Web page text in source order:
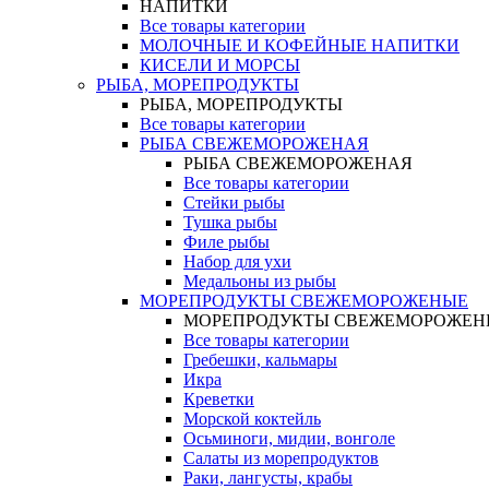
НАПИТКИ
Все товары категории
МОЛОЧНЫЕ И КОФЕЙНЫЕ НАПИТКИ
КИСЕЛИ И МОРСЫ
РЫБА, МОРЕПРОДУКТЫ
РЫБА, МОРЕПРОДУКТЫ
Все товары категории
РЫБА СВЕЖЕМОРОЖЕНАЯ
РЫБА СВЕЖЕМОРОЖЕНАЯ
Все товары категории
Стейки рыбы
Тушка рыбы
Филе рыбы
Набор для ухи
Медальоны из рыбы
МОРЕПРОДУКТЫ СВЕЖЕМОРОЖЕНЫЕ
МОРЕПРОДУКТЫ
Все товары категории
Гребешки, кальмары
Икра
Креветки
Морской коктейль
Осьминоги, мидии, вонголе
Салаты из морепродуктов
Раки, лангусты, крабы